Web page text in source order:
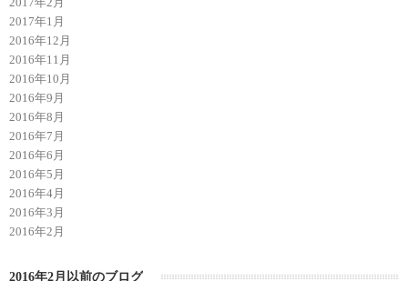
2017年1月
2016年12月
2016年11月
2016年10月
2016年9月
2016年8月
2016年7月
2016年6月
2016年5月
2016年4月
2016年3月
2016年2月
2016年2月以前のブログ